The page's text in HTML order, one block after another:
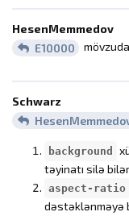
HesenMemmedov
E10000
Schwarz
background
təyinatı silə
aspect-ratio
dəstəklənməyə